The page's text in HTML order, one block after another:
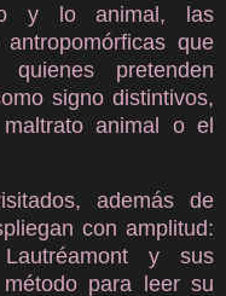
y lo animal, las
que
pretenden
signo distintivos,
animal o el
además de
con amplitud:
y sus
para leer su